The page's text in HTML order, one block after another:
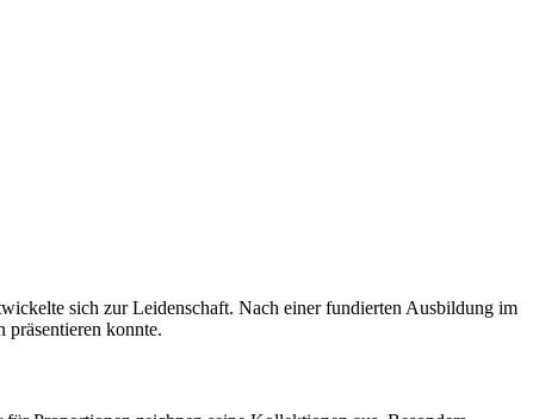
sich zur Leidenschaft. Nach einer fundierten Ausbildung im
präsentieren konnte.